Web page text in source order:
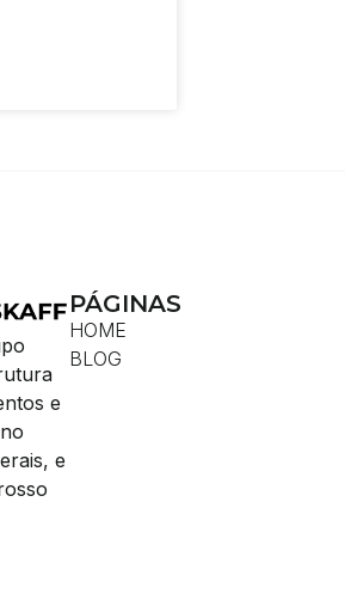
e
e
PÁGINAS
HOME
BLOG